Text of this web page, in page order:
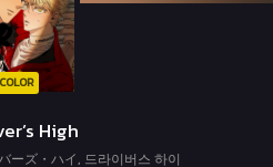
COLOR
High
ーズ・ハイ, 드라이버스 하이